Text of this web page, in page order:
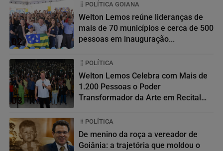
02
POLÍTICA GOIANA
Welton Lemos reúne lideranças de
mais de 70 municípios e cerca de 500
pessoas em inauguração...
03
POLÍTICA
Welton Lemos Celebra com Mais de
1.200 Pessoas o Poder
Transformador da Arte em Recital
POLÍTICA
De menino da roça a vereador de
Goiânia: a trajetória que moldou o